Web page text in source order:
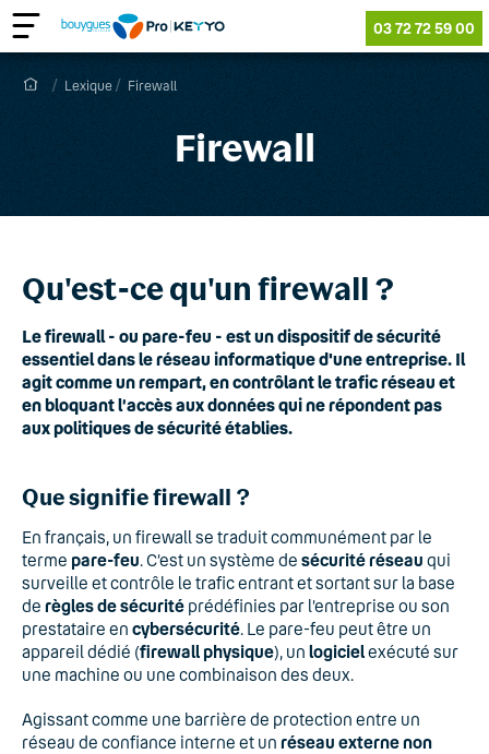
03 72 72 59 00
Lexique Firewall
Firewall
Qu'est-ce qu'un firewall ?
Le firewall - ou pare-feu - est un dispositif de sécurité
essentiel dans le réseau informatique d'une entreprise. Il
agit comme un rempart, en contrôlant le trafic réseau et
en bloquant l’accès aux données qui ne répondent pas
aux politiques de sécurité établies.
Que signifie firewall ?
En français, un firewall se traduit communément par le
terme pare-feu. C’est un système de sécurité réseau qui
surveille et contrôle le trafic entrant et sortant sur la base
de règles de sécurité prédéfinies par l’entreprise ou son
prestataire en cybersécurité. Le pare-feu peut être un
appareil dédié (firewall physique), un logicielexécuté sur
une machine ou une combinaison des deux.
Agissant comme une barrière de protection entre un
réseau de confiance interne et un réseau externe non